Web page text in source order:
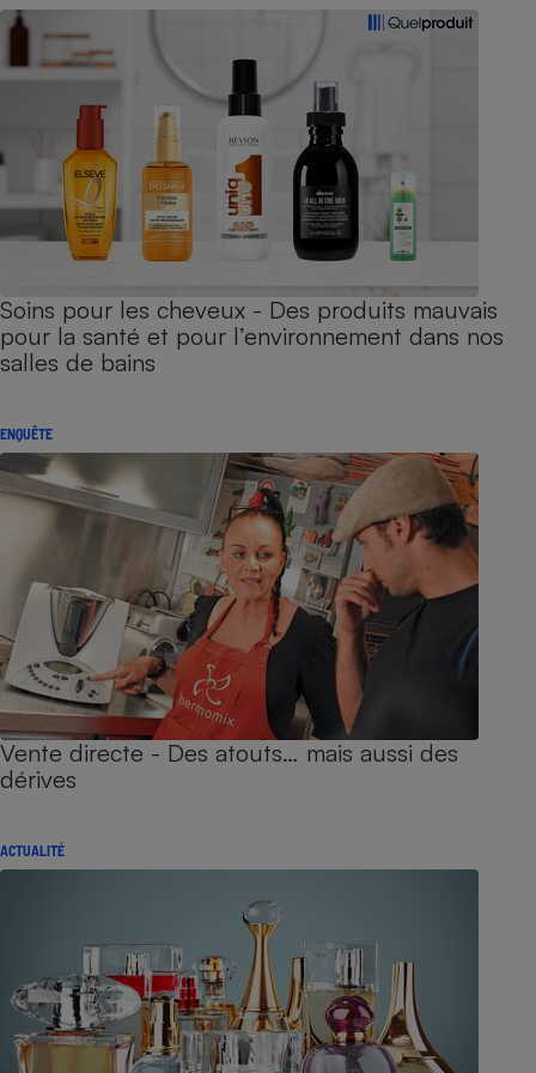
Soins pour les cheveux - Des produits mauvais
pour la santé et pour l’environnement dans nos
salles de bains
ENQUÊTE
Vente directe - Des atouts… mais aussi des
dérives
ACTUALITÉ